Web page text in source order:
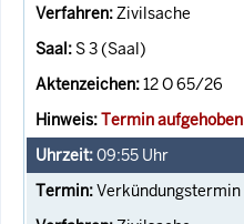
Zivilsache
S 3 (Saal)
12 O 65/26
Termin aufgehoben
09:55 Uhr
Verkündungstermin